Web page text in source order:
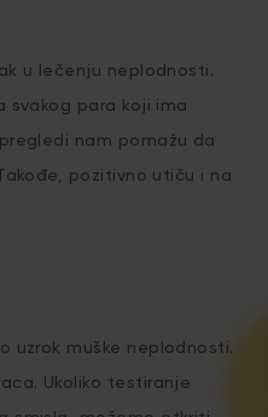
u lečenju neplodnosti.
svakog para koji ima
nam pomažu da
pozitivno utiču i na
uzrok muške neplodnosti.
Ukoliko testiranje